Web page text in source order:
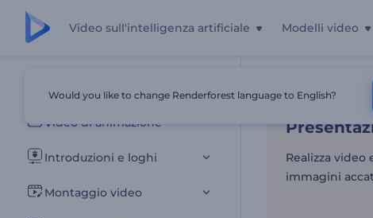
Video sull'intelligenza artificiale Modelli video
Tutti i modelli
Video di animazione
Introduzioni e loghi
Montaggio video
Casa Modelli
Realizza
immagini
Would you like to change Renderforest language to English?